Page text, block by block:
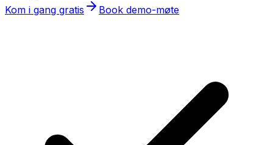
Kom i gang gratis
Book demo-møte